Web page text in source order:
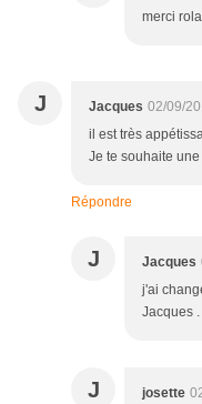
merci
J Jacques 02/09/
il est très
Je te souhaite
Répondre
J Jacques
j'ai
Jacques .
J josette